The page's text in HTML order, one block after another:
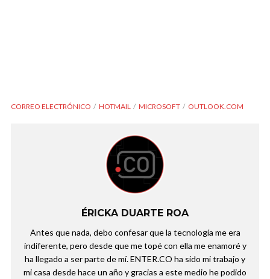
CORREO ELECTRÓNICO HOTMAIL MICROSOFT OUTLOOK.COM
ÉRICKA DUARTE ROA
Antes que nada, debo confesar que la tecnología me era
indiferente, pero desde que me topé con ella me enamoré y
ha llegado a ser parte de mí. ENTER.CO ha sido mi trabajo y
mi casa desde hace un año y gracias a este medio he podido